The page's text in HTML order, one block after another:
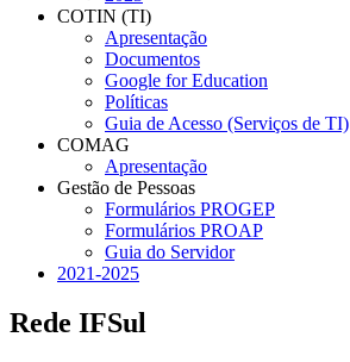
COTIN (TI)
Apresentação
Documentos
Google for Education
Políticas
Guia de Acesso (Serviços de TI)
COMAG
Apresentação
Gestão de Pessoas
Formulários PROGEP
Formulários PROAP
Guia do Servidor
2021-2025
Rede IFSul